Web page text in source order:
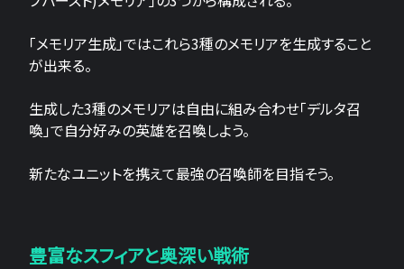
「メモリア生成」ではこれら3種のメモリアを生成すること
が出来る。
生成した3種のメモリアは自由に組み合わせ「デルタ召
喚」で自分好みの英雄を召喚しよう。
新たなユニットを携えて最強の召喚師を目指そう。
豊富なスフィアと奥深い戦術